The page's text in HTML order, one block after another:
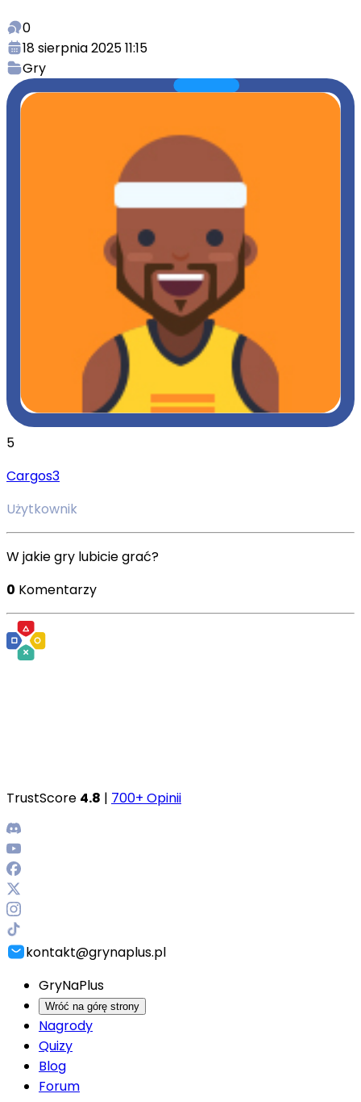
0
18 sierpnia 2025 11:15
Gry
5
Cargos3
Użytkownik
W jakie gry lubicie grać?
0 Komentarzy
TrustScore 4.8 | 700+ Opinii
kontakt@grynaplus.pl
GryNaPlus
Wróć na górę strony
Nagrody
Quizy
Blog
Forum